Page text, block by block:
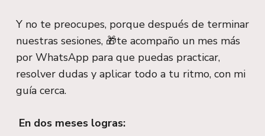
Y no te preocupes, porque después de terminar
nuestras sesiones, 🎁te acompaño un mes más
por WhatsApp para que puedas practicar,
resolver dudas y aplicar todo a tu ritmo, con mi
guía cerca.
En dos meses logras: